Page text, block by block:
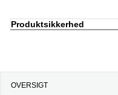
Produktsikkerhed
OVERSIGT